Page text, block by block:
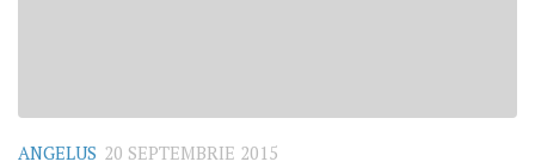
ANGELUS 20 SEPTEMBRIE 2015